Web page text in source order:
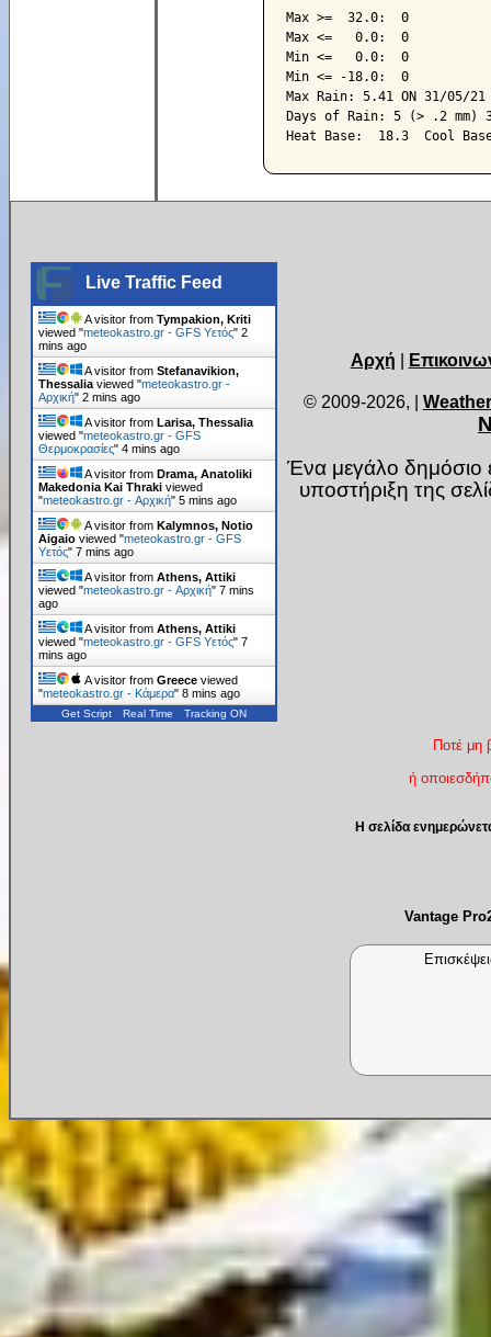
Max >=  32.0:  0
Max <=   0.0:  0
Min <=   0.0:  0
Min <= -18.0:  0
Max Rain: 5.41 ON 31/05/21
Days of Rain: 5 (> .2 mm)
Live Traffic Feed
A visitor fromTympakion, Kriti
viewed "meteokastro.gr - GFS Υετός"2
mins ago
A visitor fromStefanavikion,
Thessalia viewed "meteokastro.gr -
Αρχική"2 mins ago
A visitor fromLarisa, Thessalia
viewed "meteokastro.gr - GFS
Θερμοκρασίες"4 mins ago
A visitor fromDrama, Anatoliki
Makedonia Kai Thraki viewed
"meteokastro.gr - Αρχική"5 mins ago
A visitor fromKalymnos, Notio
Aigaio viewed "meteokastro.gr - GFS
Υετός"7 mins ago
A visitor fromAthens, Attiki
viewed "meteokastro.gr - Αρχική"7 mins
ago
A visitor fromAthens, Attiki
viewed "meteokastro.gr - GFS Υετός"7
mins ago
A visitor fromGreece viewed
"meteokastro.gr - Κάμερα"8 mins ago
Get Script Real Time Tracking ON
Αρχή |
© 2009-2026, |
Ένα μεγάλο δημόσιο
υποστήριξη της
Ποτέ μη
ή
Η σελίδα
Vantage